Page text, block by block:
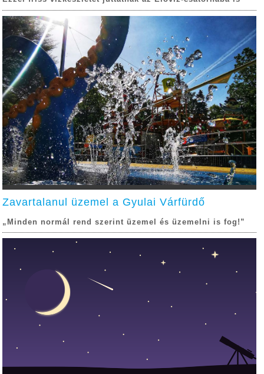
Zavartalanul üzemel a Gyulai Várfürdő
„Minden normál rend szerint üzemel és üzemelni is fog!”